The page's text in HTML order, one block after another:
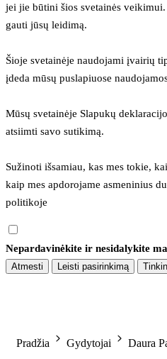
jei jie būtini šios svetainės
gauti jūsų leidimą.
Šioje svetainėje naudojami įvairių
įdeda mūsų puslapiuose
Mūsų svetainėje Slapukų
atsiimti savo sutikimą.
Sužinoti išsamiau, kas mes tokie,
kaip mes apdorojame asmeninius
politikoje
Nepardavinėkite ir nesidalykite
Atmesti Leisti pasirinkimą
Pradžia Gydytojai Daura